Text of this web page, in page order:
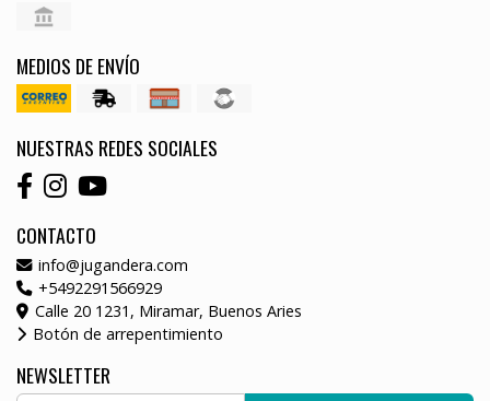
MEDIOS DE ENVÍO
NUESTRAS REDES SOCIALES
CONTACTO
info@jugandera.com
+5492291566929
Calle 20 1231, Miramar, Buenos Aries
Botón de arrepentimiento
NEWSLETTER